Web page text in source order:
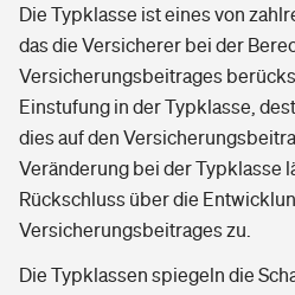
Die Typklasse ist eines von
das die Versicherer bei der
Versicherungsbeitrages
Einstufung in der Typklasse,
dies auf den
Veränderung bei der Typklasse
Rückschluss über die
Versicherungsbeitrages zu.
Die Typklassen spiegeln die